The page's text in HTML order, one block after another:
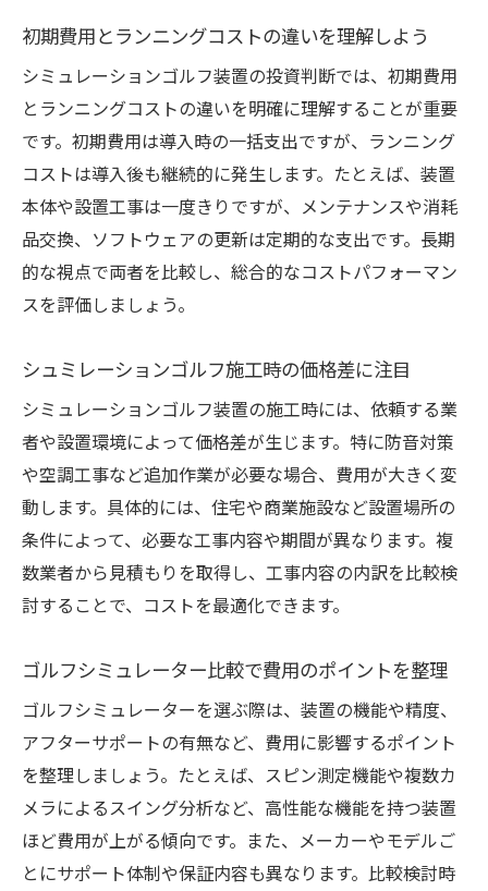
施工条件やスペース選びのポイントを押さ
えよう
家庭用と業務用の装置価格の違いに注意
自宅用ゴルフシュミレーターおすすめの選
び方
設置費用とメンテナンスも考慮した総合判
断
長期維持に必要なコストの内訳とは
に解説
メンテナンス費用の相場と節約のポイント
電気代・消耗品などランニングコストの実
際
故障リスクと修理費用の備え方を考える
長期運用を見据えたコスト管理術とは
料金比較でわかる維持コストの最適化方法
シュミレーションゴルフ導入前の費用調査
見落としがちな設置条件と工事費用の注意
点
装置選びは比較と実用性がカギとなる理由
練習にならないリスク回避のための選定基
準
初期費用とランニングコストの違いを理解しよう
シミュレーションゴルフ装置の投資判断では、初期費用
とランニングコストの違いを明確に理解することが重要
です。初期費用は導入時の一括支出ですが、ランニング
コストは導入後も継続的に発生します。たとえば、装置
本体や設置工事は一度きりですが、メンテナンスや消耗
品交換、ソフトウェアの更新は定期的な支出です。長期
的な視点で両者を比較し、総合的なコストパフォーマン
スを評価しましょう。
シュミレーションゴルフ施工時の価格差に注目
シミュレーションゴルフ装置の施工時には、依頼する業
者や設置環境によって価格差が生じます。特に防音対策
や空調工事など追加作業が必要な場合、費用が大きく変
動します。具体的には、住宅や商業施設など設置場所の
条件によって、必要な工事内容や期間が異なります。複
数業者から見積もりを取得し、工事内容の内訳を比較検
討することで、コストを最適化できます。
ゴルフシミュレーター比較で費用のポイントを整理
ゴルフシミュレーターを選ぶ際は、装置の機能や精度、
アフターサポートの有無など、費用に影響するポイント
を整理しましょう。たとえば、スピン測定機能や複数カ
メラによるスイング分析など、高性能な機能を持つ装置
ほど費用が上がる傾向です。また、メーカーやモデルご
とにサポート体制や保証内容も異なります。比較検討時